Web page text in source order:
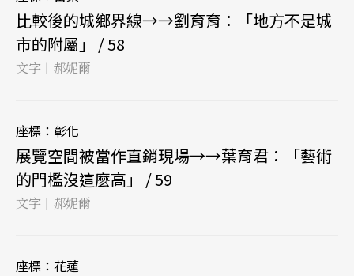
比較後的城鄉界線→→劉育育：「地方不是城
市的附屬」 / 58
文字 | 郝妮爾
座標：彰化
展覽空間被當作直銷現場→→葉育君：「藝術
的門檻沒這麼高」 / 59
文字 | 郝妮爾
座標：花蓮